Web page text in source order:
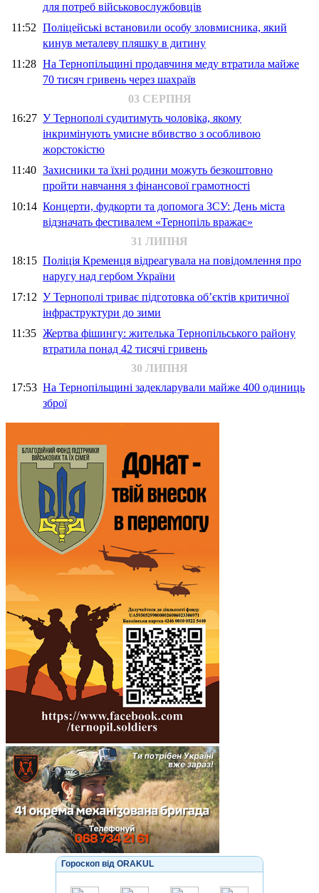
для потреб військовослужбовців
11:52 Поліцейські встановили особу зловмисника, який
кинув металеву пляшку в дитину
11:28 На Тернопільщині продавчиня меду втратила майже
70 тисяч гривень через шахраїв
03 СЕРПНЯ
16:27 У Тернополі судитимуть чоловіка, якому
інкримінують умисне вбивство з особливою
жорстокістю
11:40 Захисники та їхні родини можуть безкоштовно
пройти навчання з фінансової грамотності
10:14 Концерти, фудкорти та допомога ЗСУ: День міста
відзначать фестивалем «Тернопіль вражає»
31 ЛИПНЯ
18:15 Поліція Кременця відреагувала на повідомлення про
наругу над гербом України
17:12 У Тернополі триває підготовка об’єктів критичної
інфраструктури до зими
11:35 Жертва фішингу: жителька Тернопільського району
втратила понад 42 тисячі гривень
30 ЛИПНЯ
17:53 На Тернопільщині задекларували майже 400 одиниць
зброї
Гороскоп від ORAKUL